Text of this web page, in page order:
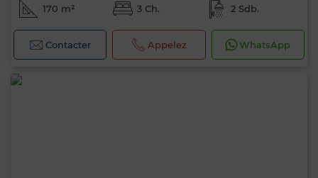
170 m² 3 Ch. 2 Sdb.
Contacter Appelez WhatsApp